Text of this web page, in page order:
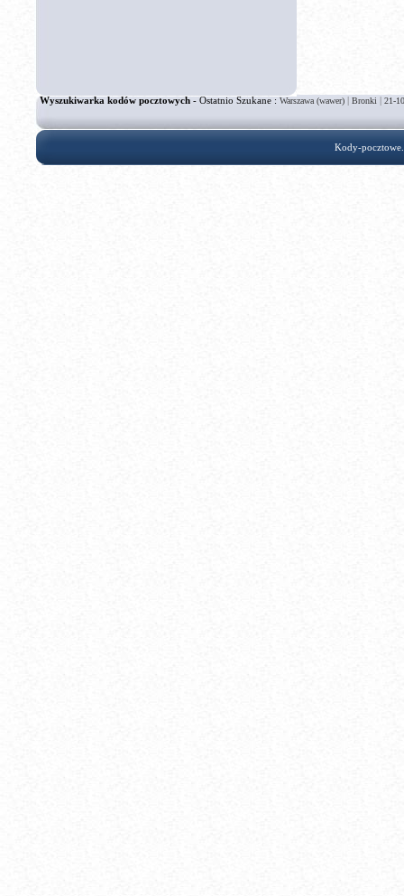
Wyszukiwarka kodów pocztowych- Ostatnio Szukane :Warszawa (wawer) | Bronki | 21-
Kody-